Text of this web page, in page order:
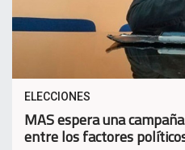
ELECCIONES
MAS espera una
entre los factores